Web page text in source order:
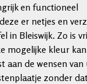
en functioneel
er netjes en
in Bleiswijk. Zo is
mogelijke kleur
aan de wensen
zonder